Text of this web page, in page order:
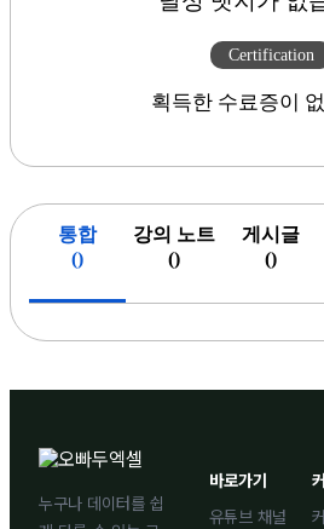
Certification
획득한 수료증이
통합
()
강의 노트
()
게시글
()
누구나 데이터를 쉽
바로가기
유튜브 채널